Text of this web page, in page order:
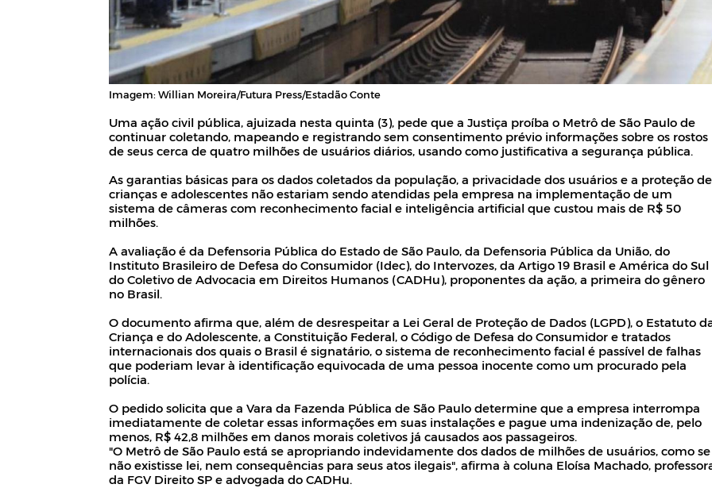
Imagem: Willian Moreira/Futura Press/Estadão Conte
Uma ação civil pública, ajuizada nesta quinta (3), pede que a Justiça proíba o Metrô de São Paulo de
continuar coletando, mapeando e registrando sem consentimento prévio informações sobre os rostos
de seus cerca de quatro milhões de usuários diários, usando como justificativa a segurança pública.
As garantias básicas para os dados coletados da população, a privacidade dos usuários e a proteção de
crianças e adolescentes não estariam sendo atendidas pela empresa na implementação de um
sistema de câmeras com reconhecimento facial e inteligência artificial que custou mais de R$ 50
milhões.
A avaliação é da Defensoria Pública do Estado de São Paulo, da Defensoria Pública da União, do
Instituto Brasileiro de Defesa do Consumidor (Idec), do Intervozes, da Artigo 19 Brasil e América do Sul
do Coletivo de Advocacia em Direitos Humanos (CADHu), proponentes da ação, a primeira do gênero
no Brasil.
O documento afirma que, além de desrespeitar a Lei Geral de Proteção de Dados (LGPD), o Estatuto
Criança e do Adolescente, a Constituição Federal, o Código de Defesa do Consumidor e tratados
internacionais dos quais o Brasil é signatário, o sistema de reconhecimento facial é passível de falhas
que poderiam levar à identificação equivocada de uma pessoa inocente como um procurado pela
polícia.
O pedido solicita que a Vara da Fazenda Pública de São Paulo determine que a empresa interrompa
imediatamente de coletar essas informações em suas instalações e pague uma indenização de, pelo
menos, R$ 42,8 milhões em danos morais coletivos já causados aos passageiros.
"O Metrô de São Paulo está se apropriando indevidamente dos dados de milhões de usuários, como se
não existisse lei, nem consequências para seus atos ilegais", afirma à coluna Eloísa Machado,
da FGV Direito SP e advogada do CADHu.